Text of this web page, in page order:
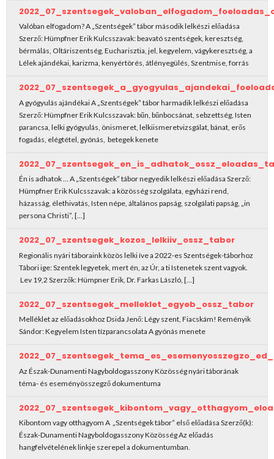
Valóban elfogadom? A „Szentségek” tábor második lelkészi előadása
Szerző: Hümpfner Erik Kulcsszavak: beavató szentségek, keresztség,
bérmálás, Oltáriszentség, Eucharisztia, jel, kegyelem, vágykeresztség, a
Lélek ajándékai, karizma, kenyértörés, átlényegülés, Szentmise, forrás
A gyógyulás ajándékai A „Szentségek” tábor harmadik lelkészi előadása
Szerző: Hümpfner Erik Kulcsszavak: bűn, bűnbocsánat, sebzettség, Isten
parancsa, lelki gyógyulás, önismeret, lelkiismeretvizsgálat, bánat, erős
fogadás, elégtétel, gyónás, betegek kenete
Én is adhatok … A „Szentségek” tábor negyedik lelkészi előadása Szerző:
Hümpfner Erik Kulcsszavak: a közösség szolgálata, egyházi rend,
házasság, élethivatás, Isten népe, általános papság, szolgálati papság, „in
persona Christi”, […]
2022_07_szentsegek_kozos_lelkiiv_ossz_tabor
Regionális nyári táboraink közös lelki íve a 2022-es Szentségek-táborhoz
Tábori ige: Szentek legyetek, mert én, az Úr, a ti Istenetek szent vagyok.
Lev 19,2 Szerzők: Hümpner Erik, Dr. Farkas László, […]
2022_07_szentsegek_melleklet_egyeb_ossz_tabor
Melléklet az előadásokhoz Dsida Jenő: Légy szent, Fiacskám! Reményik
Sándor: Kegyelem Isten tízparancsolata A gyónás menete
Az Észak-Dunamenti Nagyboldogasszony Közösség nyári táborának
téma- és eseményösszegző dokumentuma
Kibontom vagy otthagyom A „Szentségek tábor” első előadása Szerző(k):
Észak-Dunamenti Nagyboldogasszony Közösség Az előadás
hangfelvételének linkje szerepel a dokumentumban.